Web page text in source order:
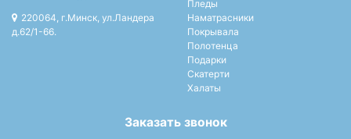
220064, г.Минск, ул.Ландера
д.62/1-66.
Пледы
Наматрасники
Покрывала
Полотенца
Подарки
Скатерти
Халаты
Заказать звонок